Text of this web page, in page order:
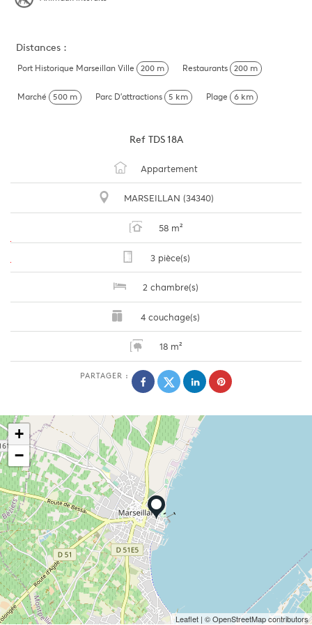
Distances :
Port Historique Marseillan Ville 200 m Restaurants 200 m
Marché 500 m Parc D'attractions 5 km Plage 6 km
Ref TDS 18A
Appartement
MARSEILLAN (34340)
58 m²
3 pièce(s)
2 chambre(s)
4 couchage(s)
18 m²
PARTAGER :
+
−
Leaflet | © OpenStreetMap contributors